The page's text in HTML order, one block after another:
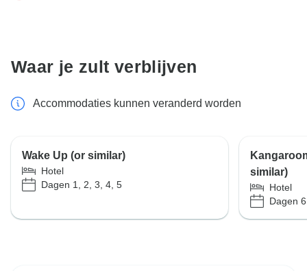
Waar je zult verblijven
Accommodaties kunnen veranderd worden
Wake Up (or similar)
Hotel
Dagen 1, 2, 3, 4, 5
similar)
Hotel
Dagen